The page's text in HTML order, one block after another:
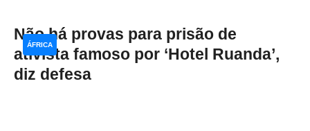
Não há provas para prisão de
ativista famoso por ‘Hotel Ruanda’,
diz defesa
ÁFRICA